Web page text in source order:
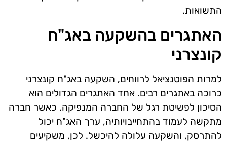
התשואות.
האתגרים בהשקעה באג"ח
קונצרני
למרות הפוטנציאל לרווחים, השקעה באג"ח קונצרני
כרוכה באתגרים רבים. אחד האתגרים הגדולים הוא
הסיכון לפשיטת רגל של החברה המנפיקה. כאשר חברה
מתקשה לעמוד בהתחייבויותיה, ערך האג"ח יכול
להתרסק, והשקעה עלולה להיכשל. לכן, משקיעים